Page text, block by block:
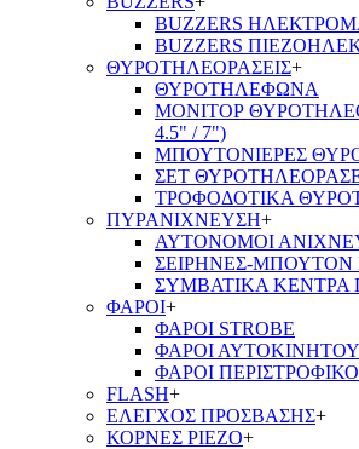
BUZZERS
BUZZERS
ΘΥΡΟΤΗΛΕΟΡΑΣΕΙΣ+
ΘΥΡΟΤΗΛΕΦΩΝΑ
ΜΟΝΙΤΟΡ
4.5" / 7")
ΜΠΟΥΤΟΝΙΕΡΕΣ
ΣΕΤ
ΤΡΟΦΟΔΟΤΙΚΑ
ΠΥΡΑΝΙΧΝΕΥΣΗ+
ΑΥΤΟΝΟΜΟΙ
ΣΕΙΡΗΝΕΣ-
ΣΥΜΒΑΤΙΚΑ ΚΕΝΤΡΑ
ΦΑΡΟΙ+
ΦΑΡΟΙ STROBE
ΦΑΡΟΙ ΑΥΤΟΚΙΝΗΤΟΥ
ΦΑΡΟΙ
FLASH+
ΕΛΕΓΧΟΣ ΠΡΟΣΒΑΣΗΣ+
ΚΟΡΝΕΣ PIEZO+